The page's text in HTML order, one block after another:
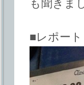
も聞きま
■レポー